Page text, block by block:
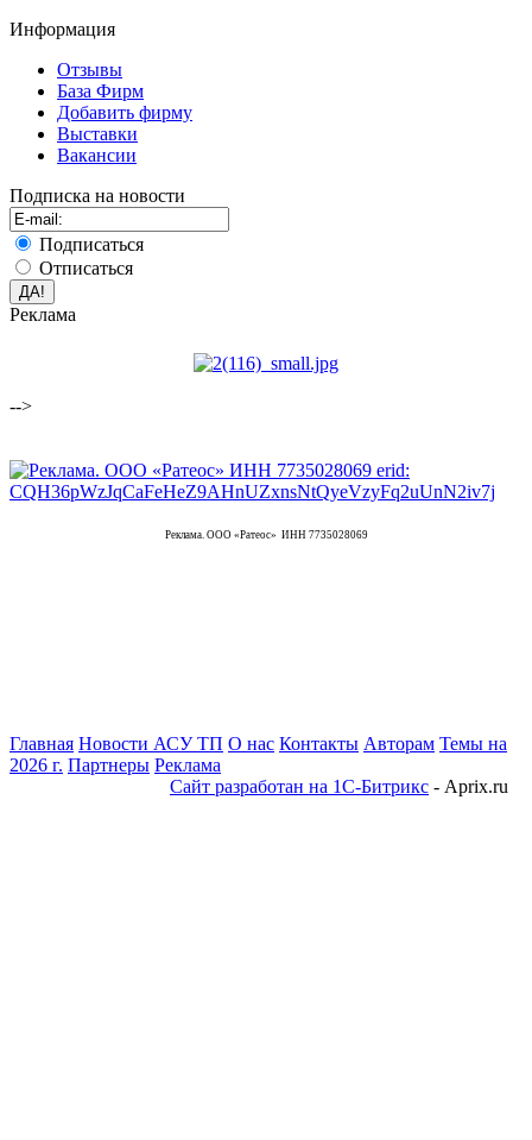
Информация
Отзывы
База Фирм
Добавить фирму
Выставки
Вакансии
Подписка на новости
Подписаться
Отписаться
Реклама
-->
Реклама. ООО «Ратеос» ИНН 7735028069
Главная Новости АСУ ТП О нас Контакты Авторам Темы на
2026 г. Партнеры Реклама
Сайт разработан на 1С-Битрикс - Aprix.ru